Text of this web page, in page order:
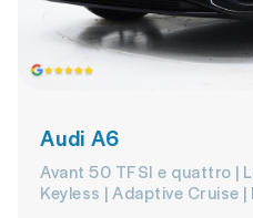
Audi A6
Avant 50 TFSI e quattro |
Keyless | Adaptive Cruise